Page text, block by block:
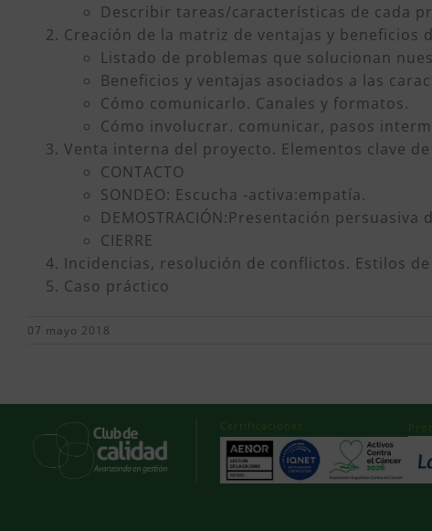
Describir tareas/características de cada
Creación de la matriz de ventajas y beneficios
Listado de problemas que solucionan
Beneficios y ventajas asociados a las
Cómo comunicarlo. Canales y formatos.
Cómo involucrar. comunicar, pasos
Venta interna del proyecto. Elementos clave
CONTACTO
SONDEO: Escucha -activa:empatía.
DEMOSTRACIÓN:Presentación
CIERRE
Incidencias, resolución de conflictos. Estilos
Caso práctico
07 mayo 2018
Certificaciones